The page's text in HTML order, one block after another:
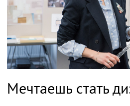
Мечтаешь стать